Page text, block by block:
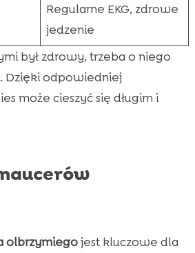
Regularne EKG, zdrowe
jedzenie
był zdrowy, trzeba o niego
Dzięki odpowiedniej
może cieszyć się długim i
olbrzymiegojest kluczowe dla